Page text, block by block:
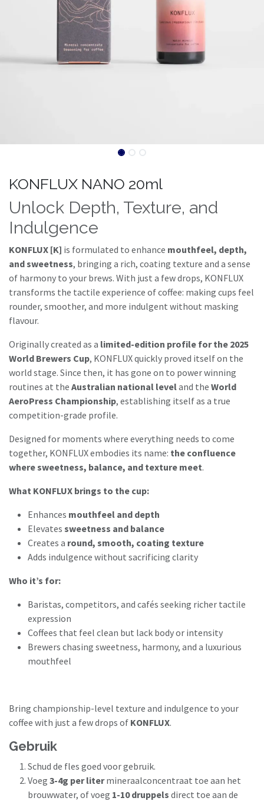
KONFLUX NANO 20ml
Unlock Depth, Texture, and
Indulgence
KONFLUX [K] is formulated to enhance mouthfeel, depth,
and sweetness, bringing a rich, coating texture and a sense
of harmony to your brews. With just a few drops, KONFLUX
transforms the tactile experience of coffee: making cups feel
rounder, smoother, and more indulgent without masking
flavour.
Originally created as a limited-edition profile for the 2025
World Brewers Cup, KONFLUX quickly proved itself on the
world stage. Since then, it has gone on to power winning
routines at the Australian national leveland the World
AeroPress Championship, establishing itself as a true
competition-grade profile.
Designed for moments where everything needs to come
together, KONFLUX embodies its name: the confluence
where sweetness, balance, and texture meet.
What KONFLUX brings to the cup:
Enhances mouthfeel and depth
Elevates sweetness and balance
Creates a round, smooth, coating texture
Adds indulgence without sacrificing clarity
Who it’s for:
Baristas, competitors, and cafés seeking richer tactile
expression
Coffees that feel clean but lack body or intensity
Brewers chasing sweetness, harmony, and a luxurious
mouthfeel
Bring championship-level texture and indulgence to your
coffee with just a few drops of KONFLUX.
Gebruik
Schud de fles goed voor gebruik.
Voeg 3-4g per litermineraalconcentraat toe aan het
brouwwater, of voeg 1-10 druppels direct toe aan de